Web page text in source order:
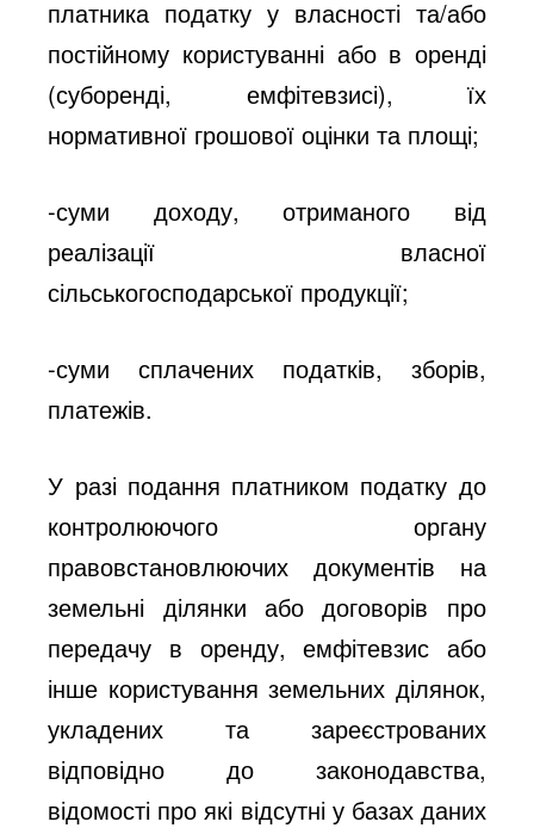
платника податку у власності та/або
постійному користуванні або в оренді
(суборенді, емфітевзисі), їх
нормативної грошової оцінки та площі;
-суми доходу, отриманого від
реалізації власної
сільськогосподарської продукції;
-суми сплачених податків, зборів,
платежів.
У разі подання платником податку до
контролюючого органу
правовстановлюючих документів на
земельні ділянки або договорів про
передачу в оренду, емфітевзис або
інше користування земельних ділянок,
укладених та зареєстрованих
відповідно до законодавства,
відомості про які відсутні у базах даних